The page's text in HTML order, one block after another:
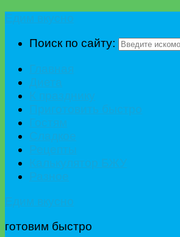
Поиск по сайту:
готовим быстро